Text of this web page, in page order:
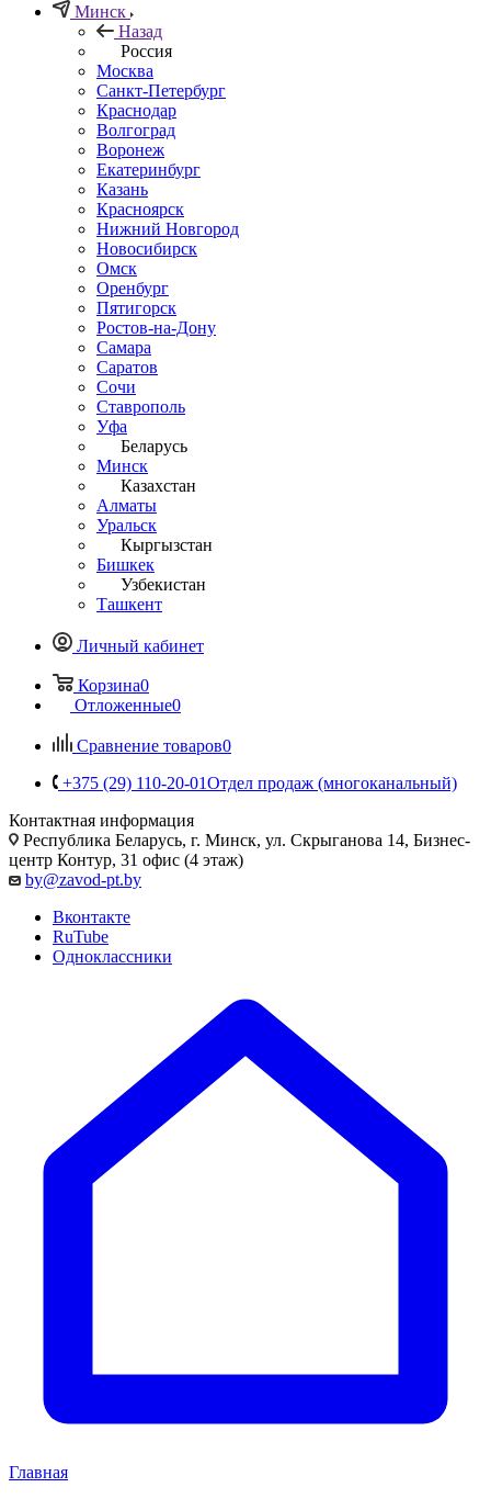
Минск
Назад
Россия
Москва
Санкт-Петербург
Краснодар
Волгоград
Воронеж
Екатеринбург
Казань
Красноярск
Нижний Новгород
Новосибирск
Омск
Оренбург
Пятигорск
Ростов-на-Дону
Самара
Саратов
Сочи
Ставрополь
Уфа
Беларусь
Минск
Казахстан
Алматы
Уральск
Кыргызстан
Бишкек
Узбекистан
Ташкент
Личный кабинет
Корзина0
Отложенные0
Сравнение товаров0
+375 (29) 110-20-01Отдел продаж (многоканальный)
Контактная информация
Республика Беларусь, г. Минск, ул. Скрыганова 14, Бизнес-
центр Контур, 31 офис (4 этаж)
by@zavod-pt.by
Вконтакте
RuTube
Одноклассники
Главная